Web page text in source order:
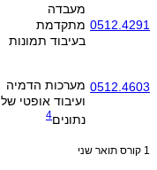
0512.4291
מעבדה
מתקדמת
בעיבוד תמונות
0512.4603 מערכות הדמיה
ועיבוד אופטי של
נתונים4
1 קורס תואר שני